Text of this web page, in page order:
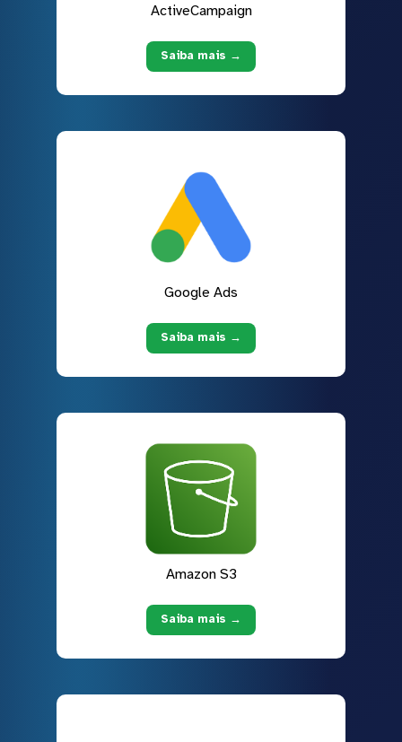
ActiveCampaign
Saiba mais →
Google Ads
Saiba mais →
Amazon S3
Saiba mais →